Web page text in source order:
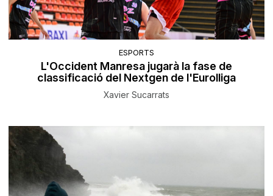
ESPORTS
L'Occident Manresa jugarà la fase de
classificació del Nextgen de l'Eurolliga
Xavier Sucarrats